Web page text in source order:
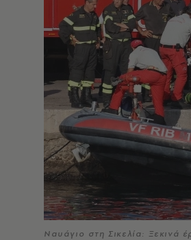
Ναυάγιο στη Σικελία: Ξεκινά